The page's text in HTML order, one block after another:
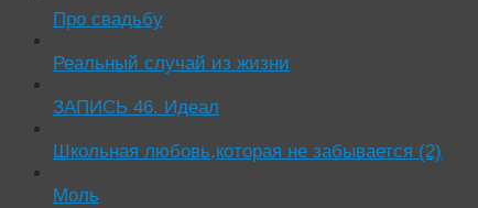
Про свадьбу
Реальный случай из жизни
ЗАПИСЬ 46. Идеал
Школьная любовь,которая не забывается (2)
Моль